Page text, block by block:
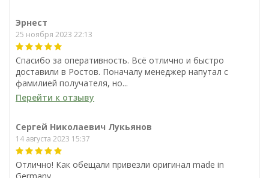
В наличии
металлов и нержавейки
3 369
1
В корзину
В наличии
В корзину
Эрнест
25 ноября 2023 22:13
Спасибо за оперативность. Всё отлично и быстро
доставили в Ростов. Поначалу менеджер напутал с
фамилией получателя, но...
Перейти к отзыву
Сергей Николаевич Лукьянов
14 августа 2023 15:37
Отлично! Как обещали привезли оригинал made in
Germany.